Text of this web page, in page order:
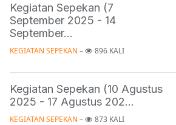
Kegiatan Sepekan (7
September 2025 - 14
September...
KEGIATAN SEPEKAN – 896 KALI
Kegiatan Sepekan (10 Agustus
2025 - 17 Agustus 202...
KEGIATAN SEPEKAN – 873 KALI